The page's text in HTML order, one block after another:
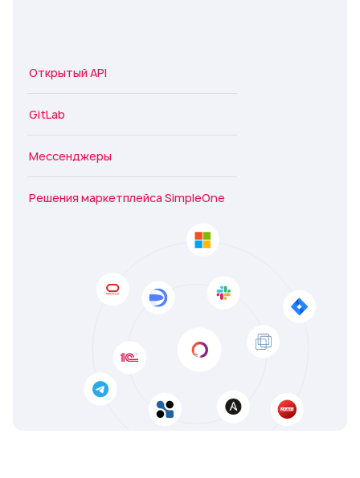
Открытый API
GitLab
Мессенджеры
Решения маркетплейса SimpleOne